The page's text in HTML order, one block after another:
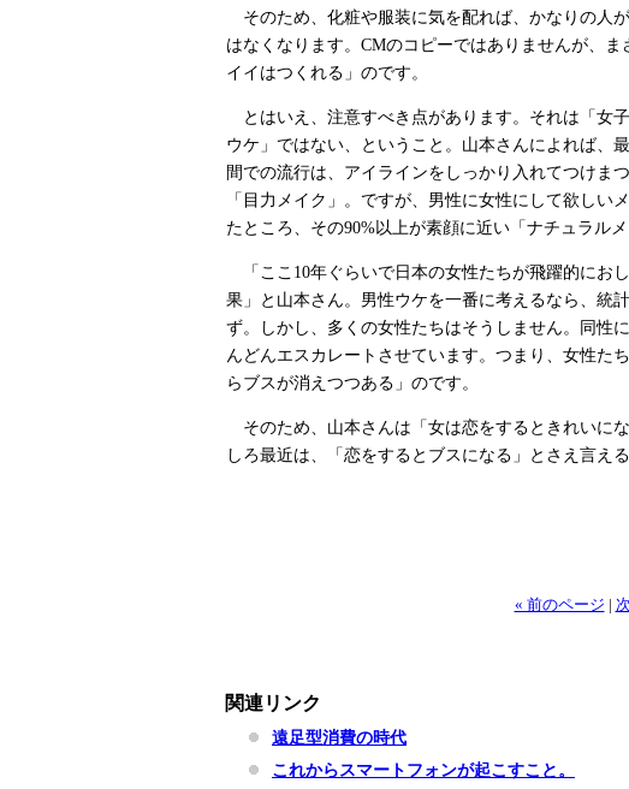
そのため、化粧や服装に気を配れば、かなりの人
はなくなります。CMのコピーではありませんが、ま
イイはつくれる」のです。
とはいえ、注意すべき点があります。それは「女
ウケ」ではない、ということ。山本さんによれば、
間での流行は、アイラインをしっかり入れてつけま
「目力メイク」。ですが、男性に女性にして欲しい
たところ、その90%以上が素顔に近い「ナチュラル
「ここ10年ぐらいで日本の女性たちが飛躍的にお
果」と山本さん。男性ウケを一番に考えるなら、統
ず。しかし、多くの女性たちはそうしません。同性
んどんエスカレートさせています。つまり、女性た
らブスが消えつつある」のです。
そのため、山本さんは「女は恋をするときれいに
しろ最近は、「恋をするとブスになる」とさえ言え
« 前のページ |
関連リンク
遠足型消費の時代
これからスマートフォンが起こすこと。